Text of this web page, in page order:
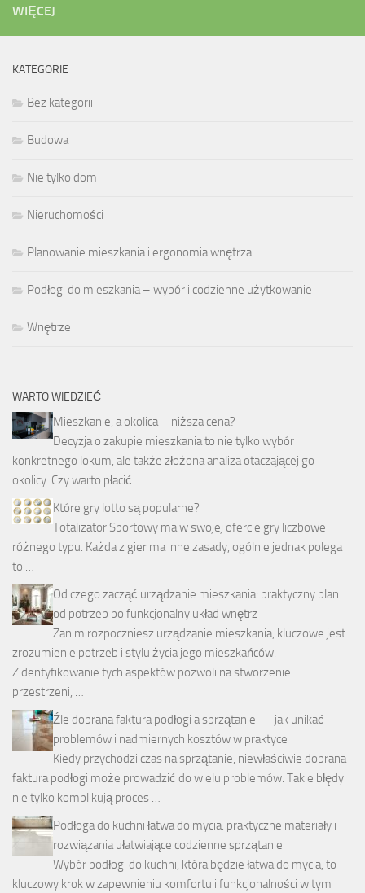
WIĘCEJ
KATEGORIE
Bez kategorii
Budowa
Nie tylko dom
Nieruchomości
Planowanie mieszkania i ergonomia wnętrza
Podłogi do mieszkania – wybór i codzienne użytkowanie
Wnętrze
WARTO WIEDZIEĆ
Mieszkanie, a okolica – niższa cena?
Decyzja o zakupie mieszkania to nie tylko wybór
konkretnego lokum, ale także złożona analiza otaczającej go
okolicy. Czy warto płacić …
Które gry lotto są popularne?
Totalizator Sportowy ma w swojej ofercie gry liczbowe
różnego typu. Każda z gier ma inne zasady, ogólnie jednak polega
to …
Od czego zacząć urządzanie mieszkania: praktyczny plan
od potrzeb po funkcjonalny układ wnętrz
Zanim rozpoczniesz urządzanie mieszkania, kluczowe jest
zrozumienie potrzeb i stylu życia jego mieszkańców.
Zidentyfikowanie tych aspektów pozwoli na stworzenie
przestrzeni, …
Źle dobrana faktura podłogi a sprzątanie — jak unikać
problemów i nadmiernych kosztów w praktyce
Kiedy przychodzi czas na sprzątanie, niewłaściwie dobrana
faktura podłogi może prowadzić do wielu problemów. Takie błędy
nie tylko komplikują proces …
Podłoga do kuchni łatwa do mycia: praktyczne materiały i
rozwiązania ułatwiające codzienne sprzątanie
Wybór podłogi do kuchni, która będzie łatwa do mycia, to
kluczowy krok w zapewnieniu komfortu i funkcjonalności w tym